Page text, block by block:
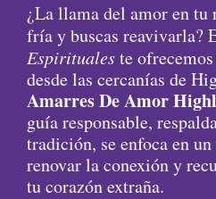
¿La llama del amor en tu
fría y buscas reavivarla?
Espiritualeste
desde las cercanías de
Amarres De Amor
guía responsable,
tradición, se enfoca en
renovar la conexión y
tu corazón extraña.